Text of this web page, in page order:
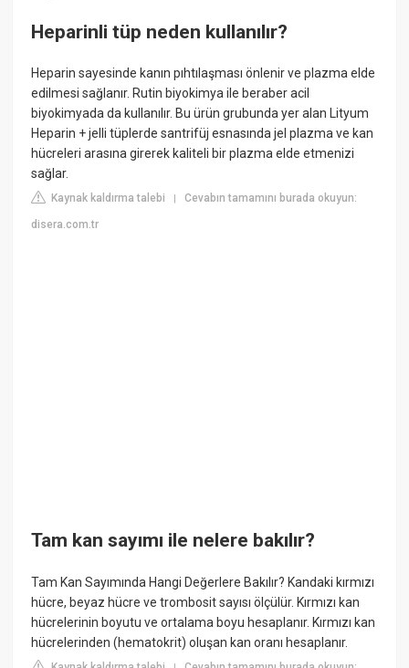
Heparinli tüp neden kullanılır?
Heparin sayesinde kanın pıhtılaşması önlenir ve plazma elde
edilmesi sağlanır. Rutin biyokimya ile beraber acil
biyokimyada da kullanılır. Bu ürün grubunda yer alan Lityum
Heparin + jelli tüplerde santrifüj esnasında jel plazma ve kan
hücreleri arasına girerek kaliteli bir plazma elde etmenizi
sağlar.
Kaynak kaldırma talebi |Cevabın tamamını burada okuyun:
disera.com.tr
Tam kan sayımı ile nelere bakılır?
Tam Kan Sayımında Hangi Değerlere Bakılır? Kandaki kırmızı
hücre, beyaz hücre ve trombosit sayısı ölçülür. Kırmızı kan
hücrelerinin boyutu ve ortalama boyu hesaplanır. Kırmızı kan
hücrelerinden (hematokrit) oluşan kan oranı hesaplanır.